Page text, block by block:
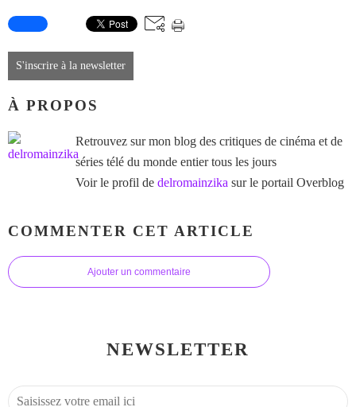
S'inscrire à la newsletter
À PROPOS
Retrouvez sur mon blog des critiques de cinéma et de
séries télé du monde entier tous les jours
Voir le profil de delromainzika sur le portail Overblog
COMMENTER CET ARTICLE
Ajouter un commentaire
NEWSLETTER